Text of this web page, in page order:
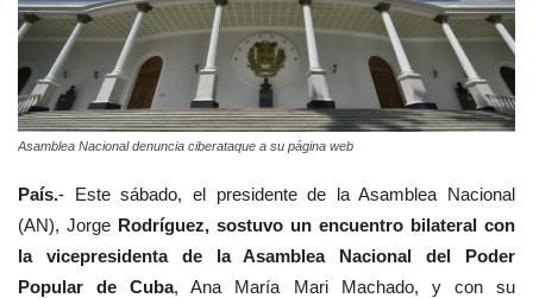
Asamblea Nacional denuncia ciberataque a su página web
País.- Este sábado, el presidente de la Asamblea Nacional
(AN), Jorge Rodríguez, sostuvo un encuentro bilateral con
la vicepresidenta de la Asamblea Nacional del Poder
Popular de Cuba, Ana María Mari Machado, y con su